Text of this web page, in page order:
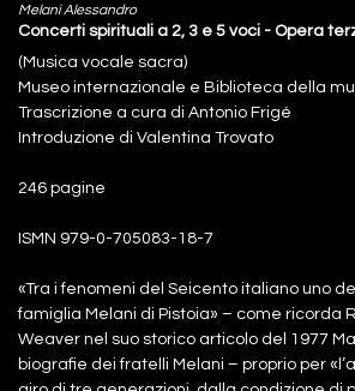
Melani Alessandro
Concerti spirituali a 2, 3 e 5 voci - Opera
(Musica vocale sacra)
Museo internazionale e Biblioteca della
Trascrizione a cura di Antonio Frigé
Introduzione di Valentina Trovato
246 pagine
ISMN 979-0-705083-18-7
«Tra i fenomeni del Seicento italiano uno
famiglia Melani di Pistoia» – come ricorda
Weaver nel suo storico articolo del 1977
biografie dei fratelli Melani – proprio per